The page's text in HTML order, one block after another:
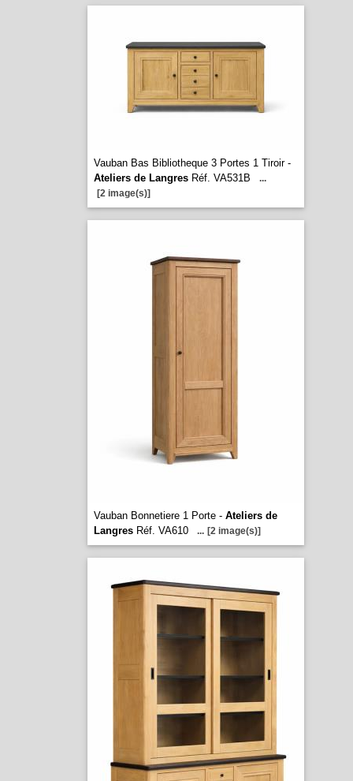
Vauban Bas Bibliotheque 3 Portes 1 Tiroir -
Ateliers de LangresRéf. VA531B
...
[2 image(s)]
Vauban Bonnetiere 1 Porte - Ateliers de
LangresRéf. VA610 ... [2 image(s)]